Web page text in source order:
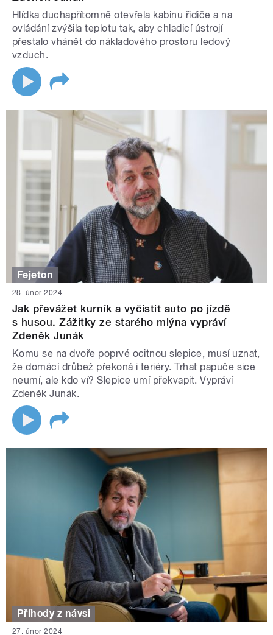
Hlídka duchapřítomně otevřela kabinu řidiče a na
ovládání zvýšila teplotu tak, aby chladicí ústrojí
přestalo vhánět do nákladového prostoru ledový
vzduch.
Fejeton
28. únor 2024
Jak převážet kurník a vyčistit auto po jízdě
s husou. Zážitky ze starého mlýna vypráví
Zdeněk Junák
Komu se na dvoře poprvé ocitnou slepice, musí uznat,
že domácí drůbež překoná i teriéry. Trhat papuče sice
neumí, ale kdo ví? Slepice umí překvapit. Vypráví
Zdeněk Junák.
Příhody z návsi
27. únor 2024